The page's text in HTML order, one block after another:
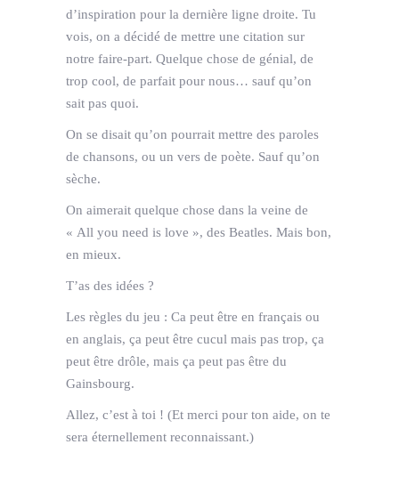
d’inspiration pour la dernière ligne droite. Tu
vois, on a décidé de mettre une citation sur
notre faire-part. Quelque chose de génial, de
trop cool, de parfait pour nous… sauf qu’on
sait pas quoi.
On se disait qu’on pourrait mettre des paroles
de chansons, ou un vers de poète. Sauf qu’on
sèche.
On aimerait quelque chose dans la veine de
« All you need is love », des Beatles. Mais bon,
en mieux.
T’as des idées ?
Les règles du jeu : Ca peut être en français ou
en anglais, ça peut être cucul mais pas trop, ça
peut être drôle, mais ça peut pas être du
Gainsbourg.
Allez, c’est à toi ! (Et merci pour ton aide, on te
sera éternellement reconnaissant.)